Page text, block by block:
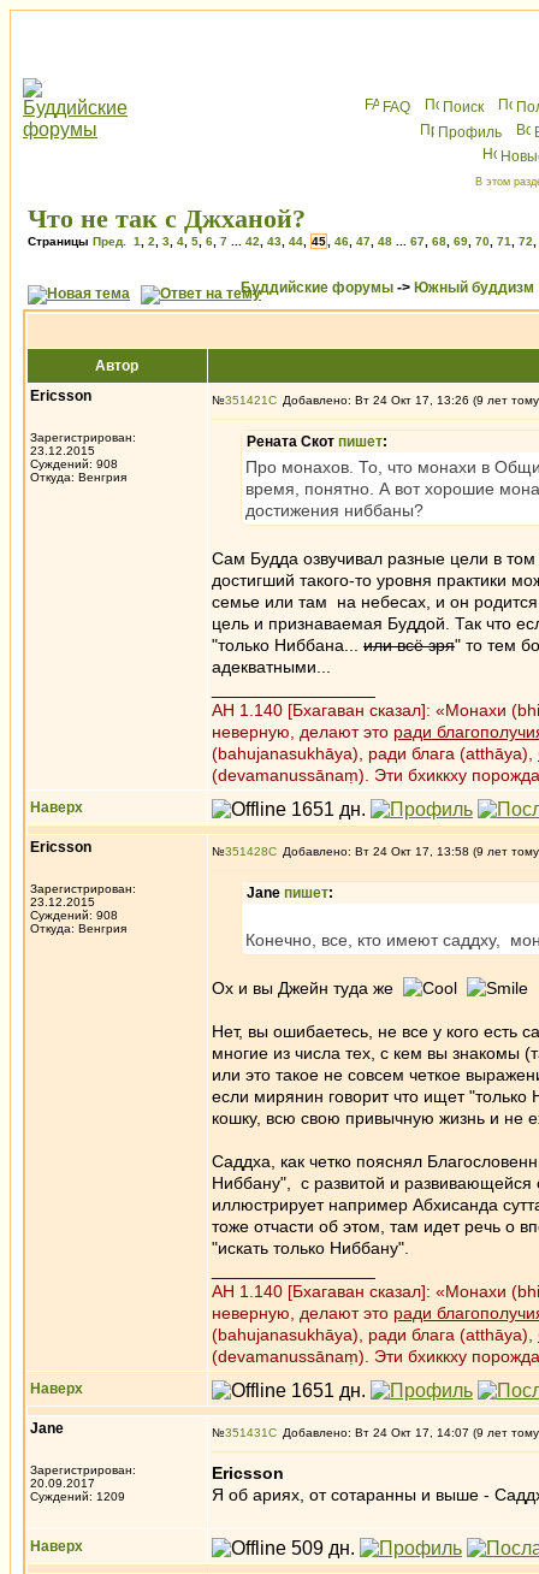
FAQ Поиск
Профиль
В этом
Что не так с Джханой?
Страницы Пред. 1 2 3 4 5 6 7 42 43 44 45 46 47 48 67 68 69 70 71 72
Буддийские форумы -> Южный буддизм
Автор
Ericsson
Зарегистрирован:
23.12.2015
Суждений: 908
Откуда: Венгрия
№351421 Добавлено: Вт 24 Окт 17, 13:26 (9 лет
Рената Скот пишет:
Про монахов. То, что монахи в
время, понятно. А вот хорошие
достижения ниббаны?
Сам Будда озвучивал разные цели в том
достигший такого-то уровня практики
семье или там на небесах, и он
цель и признаваемая Буддой. Так что
"только Ниббана... или всё зря" то тем
адекватными...
АН 1.140 [Бхагаван сказал]: «Монахи
неверную, делают это ради
(bahujanasukhāya), ради блага (atthāya),
(devamanussānaṃ). Эти бхиккху
Наверх
Ericsson
Зарегистрирован:
23.12.2015
Суждений: 908
Откуда: Венгрия
№351428 Добавлено: Вт 24 Окт 17, 13:58 (9 лет
Jane пишет:
Конечно, все, кто имеют саддху,
Ох и вы Джейн туда же
Нет, вы ошибаетесь, не все у кого есть
многие из числа тех, с кем вы знакомы
или это такое не совсем четкое
если мирянин говорит что ищет
кошку, всю свою привычную жизнь и не
Саддха, как четко пояснял
Ниббану", с развитой и
иллюстрирует например Абхисанда
тоже отчасти об этом, там идет речь о
"искать только Ниббану".
АН 1.140 [Бхагаван сказал]: «Монахи
неверную, делают это ради
(bahujanasukhāya), ради блага (atthāya),
(devamanussānaṃ). Эти бхиккху
Наверх
Jane
Зарегистрирован:
20.09.2017
Суждений: 1209
№351431 Добавлено: Вт 24 Окт 17, 14:07 (9 лет
Ericsson
Я об ариях, от сотаранны и выше -
Наверх